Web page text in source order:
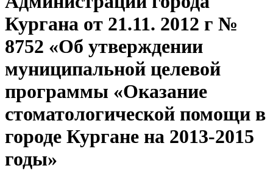
Кургана от 21.11. 2012 г №
8752 «Об утверждении
муниципальной целевой
программы «Оказание
стоматологической помощи в
городе Кургане на 2013-2015
годы»